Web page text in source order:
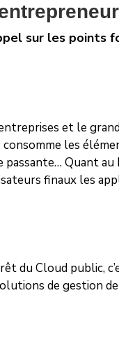
sur les points
et le
les
passante… Quant
finaux les
du Cloud public,
de gestion